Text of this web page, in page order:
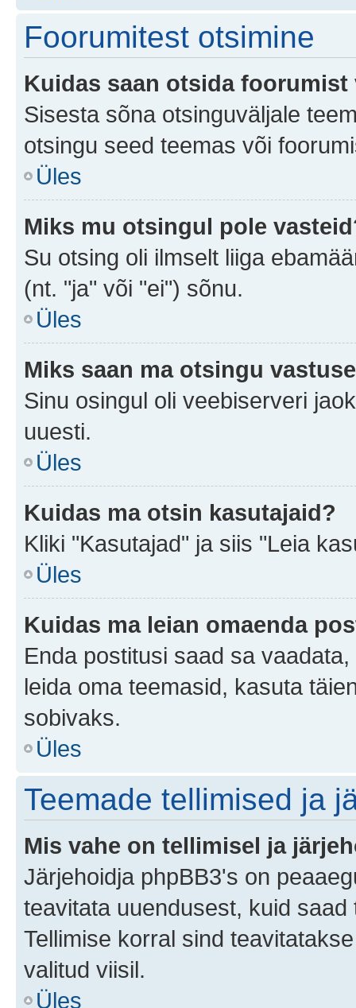
Foorumitest otsimine
Kuidas saan otsida
Sisesta sõna otsinguväljale
otsingu seed teemas või
Üles
Miks mu otsingul pole
Su otsing oli ilmselt liiga
(nt. "ja" või "ei") sõnu.
Üles
Miks saan ma otsingu
Sinu osingul oli veebiserveri
uuesti.
Üles
Kuidas ma otsin kasutajaid?
Kliki "Kasutajad" ja siis "Leia
Üles
Kuidas ma leian omaenda
Enda postitusi saad sa
leida oma teemasid, kasuta
sobivaks.
Üles
Teemade tellimised ja
Mis vahe on tellimisel ja
Järjehoidja phpBB3's on
teavitata uuendusest, kuid
Tellimise korral sind
valitud viisil.
Üles